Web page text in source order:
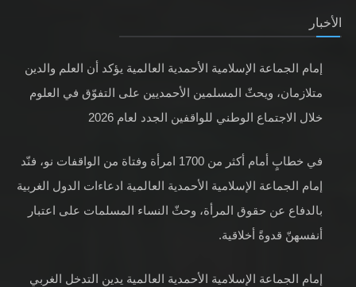
الأخبار
إمام الجماعة الإسلامية الأحمدية العالمية يؤكد أن العلم والدين
متلازمان، ويحثّ المسلمين الأحمديين على التفوّق في العلوم
خلال الاجتماع الوطني للواقفين الجدد لعام 2026
في خطابٍ أمام أكثر من 1700 امرأة وفتاة من الواقفات نو، فنّد
إمام الجماعة الإسلامية الأحمدية العالمية ادعاءات الدول الغربية
بالدفاع عن حقوق المرأة، وحثّ النساء المسلمات على اعتبار
أنفسهنّ قدوةً أخلاقية.
إمام الجماعة الإسلامية الأحمدية العالمية يدين التدخل الغربي